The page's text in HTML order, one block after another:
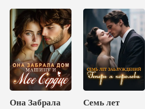
Она Забрала
Семь лет